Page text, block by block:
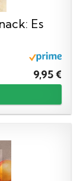
Es
9,95 €